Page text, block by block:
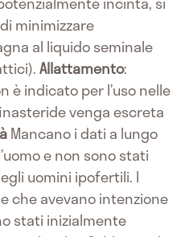
minimizzare
al liquido seminale
Allattamento:
è indicato per l’uso nelle
venga escreta
Mancano i dati a lungo
e non sono stati
uomini ipofertili. I
che avevano intenzione
stati inizialmente